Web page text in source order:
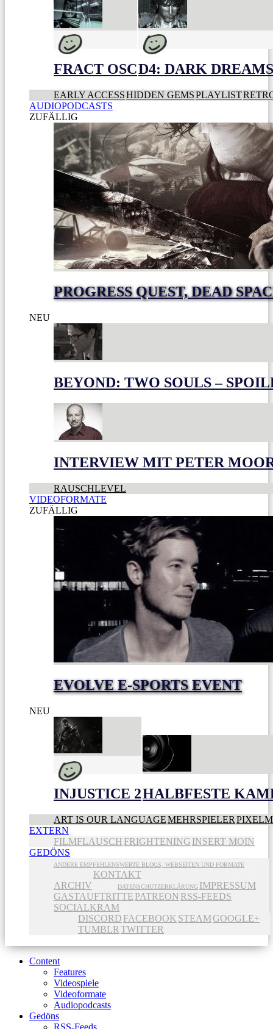
FRACT OSCD4: DARK
EARLY ACCESSHIDDEN GEMSPLAYLIST
AUDIOPODCASTS
ZUFÄLLIG
PROGRESS QUEST, DEAD
NEU
BEYOND: TWO SOULS –
INTERVIEW MIT PETER
RAUSCHLEVEL
VIDEOFORMATE
ZUFÄLLIG
EVOLVE E-SPORTS EVENT
NEU
INJUSTICE 2HALBFESTE
ART IS OUR LANGUAGEMEHRSPIELER
EXTERN
FILMFLAUSCH FRIGHTENING INSERT MOIN
GEDÖNS
ANDERE EMPFEHLENSWERTE BLOGS, WEBSEITEN UND FORMATE
ARCHIV
KONTAKT
DATENSCHUTZERKLÄRUNG IMPRESSUM
GASTAUFTRITTE PATREON RSS-FEEDS
SOCIALKRAM
DISCORD FACEBOOK STEAMGOOGLE+
TUMBLR TWITTER
Content
Features
Videospiele
Videoformate
Audiopodcasts
Gedöns